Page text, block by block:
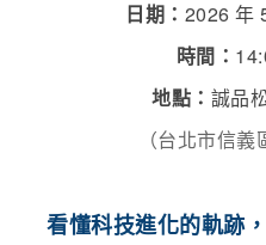
日期： 2026 年
時間：
地點： 誠品
（台北市信義
看懂科技進化的軌跡